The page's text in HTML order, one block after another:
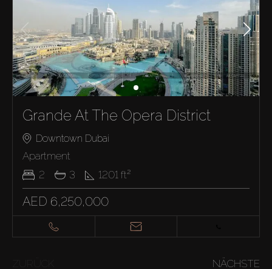
Grande At The Opera District
Downtown Dubai
Apartment
2
3 1201 ft²
AED 6,250,000
NÄCHSTE